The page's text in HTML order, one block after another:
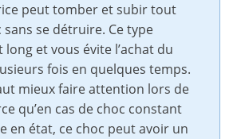
peut tomber et subir tout
sans se détruire. Ce type
long et vous évite l’achat du
fois en quelques temps.
mieux faire attention lors de
qu’en cas de choc constant
en état, ce choc peut avoir un